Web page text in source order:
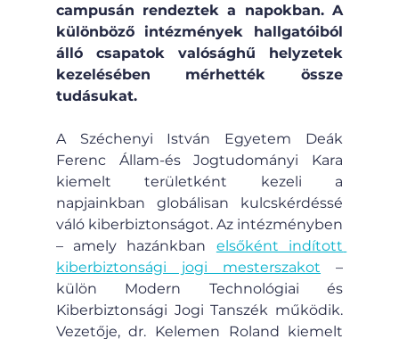
campusán rendeztek a napokban. A
különböző intézmények hallgatóiból
álló csapatok valósághű helyzetek
kezelésében mérhették össze
tudásukat.
A Széchenyi István Egyetem Deák
Ferenc Állam-és Jogtudományi Kara
kiemelt területként kezeli a
napjainkban globálisan kulcskérdéssé
váló kiberbiztonságot. Az intézményben
– amely hazánkban elsőként indított
kiberbiztonsági jogi mesterszakot –
külön Modern Technológiai és
Kiberbiztonsági Jogi Tanszék működik.
Vezetője, dr. Kelemen Roland kiemelt